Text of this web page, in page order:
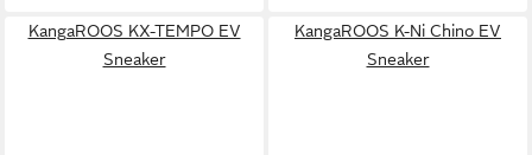
KangaROOS KX-TEMPO EV
Sneaker
KangaROOS K-Ni Chino EV
Sneaker